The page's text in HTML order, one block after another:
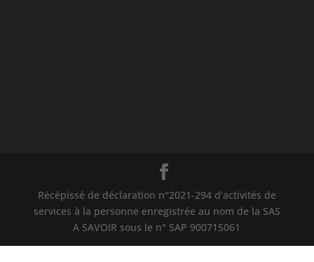
Récépissé de déclaration n°2021-294 d'activités de
services à la personne enregistrée au nom de la SAS
A SAVOIR sous le n° SAP 900715061